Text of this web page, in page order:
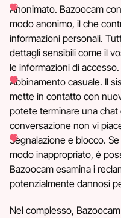
Anonimato. Bazoocam
modo anonimo, il che
informazioni personali.
dettagli sensibili come il
le informazioni di accesso.
Abbinamento casuale. Il
mette in contatto con
potete terminare una
conversazione non vi
Segnalazione e blocco.
modo inappropriato, è
Bazoocam esamina i
potenzialmente dannosi
Nel complesso,